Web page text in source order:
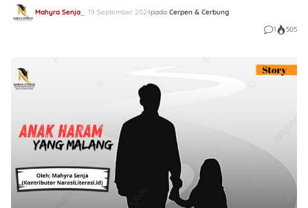
Mahyra Senja 19 September 2024pada Cerpen & Cerbung
1
505